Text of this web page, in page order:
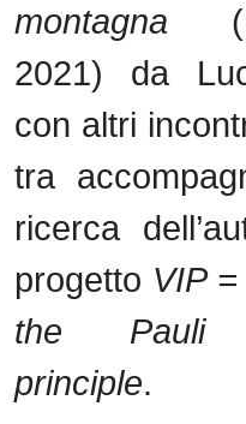
montagna
2021) da
con altri
tra
ricerca
progetto VIP
the Pauli
principle.